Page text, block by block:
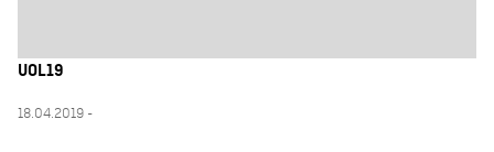
UOL19
18.04.2019 -